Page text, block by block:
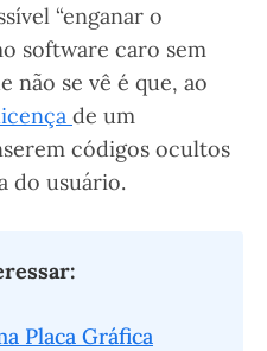
“enganar o
software caro sem
não se vê é que, ao
de um
códigos ocultos
do usuário.
Placa Gráfica